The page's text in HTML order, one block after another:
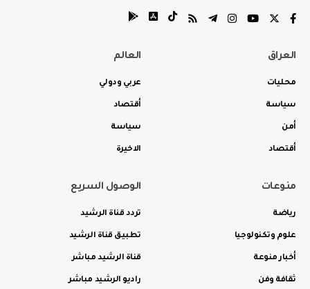
العراق
محليات
سياسة
أمن
أقتصاد
العالم
عربي ودولي
أقتصاد
سياسة
الاخيرة
منوعات
رياضة
علوم وتكنولوجيا
أخبار منوعة
ثقافة وفن
الوصول السريع
تردد قناة الرشيد
تطبيق قناة الرشيد
قناة الرشيد مباشر
راديو الرشيد مباشر